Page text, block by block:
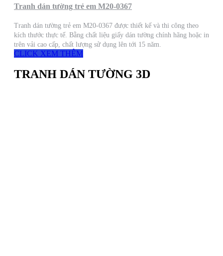
Tranh dán tường trẻ em M20-0367
Tranh dán tường trẻ em M20-0367 được thiết kế và thi công theo
kích thước thực tế. Bằng chất liệu giấy dán tường chính hãng hoặc in
trên vải cao cấp, chất lượng sử dụng lên tới 15 năm.
CLICK XEM THÊM
TRANH DÁN TƯỜNG 3D